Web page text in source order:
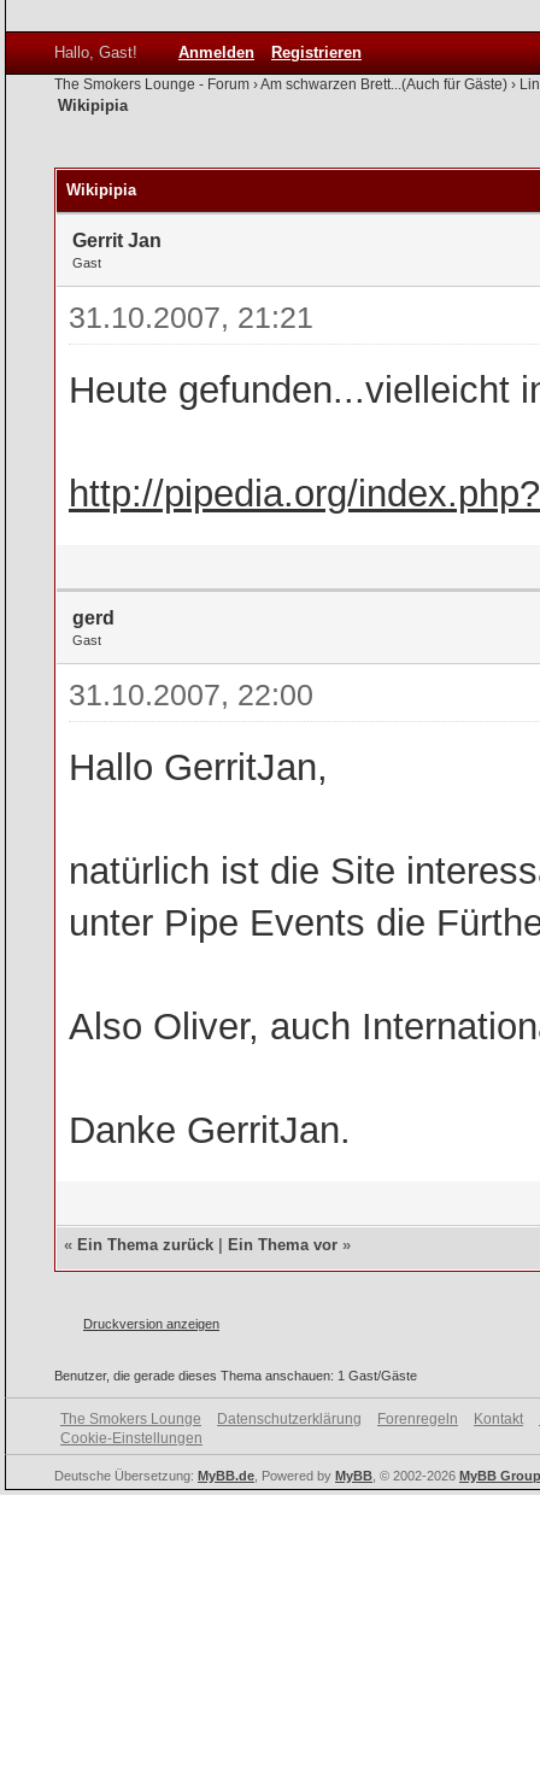
Hallo, Gast! Anmelden Registrieren
The Smokers Lounge - Forum ›Am schwarzen Brett...(Auch für Gäste) ›
Wikipipia
Wikipipia
Gerrit Jan
Gast
31.10.2007, 21:21
Heute gefunden...vielleicht
http://pipedia.org/
gerd
Gast
31.10.2007, 22:00
Hallo GerritJan,
natürlich ist die Site
unter Pipe Events die
Also Oliver, auch
Danke GerritJan.
« Ein Thema zurück Ein Thema vor »
Druckversion anzeigen
Benutzer, die gerade dieses Thema anschauen: 1 Gast/Gäste
The Smokers Lounge Datenschutzerklärung Forenregeln Kontakt
Cookie-Einstellungen
Deutsche Übersetzung: MyBB.de , Powered by MyBB , © 2002-2026 MyBB Group